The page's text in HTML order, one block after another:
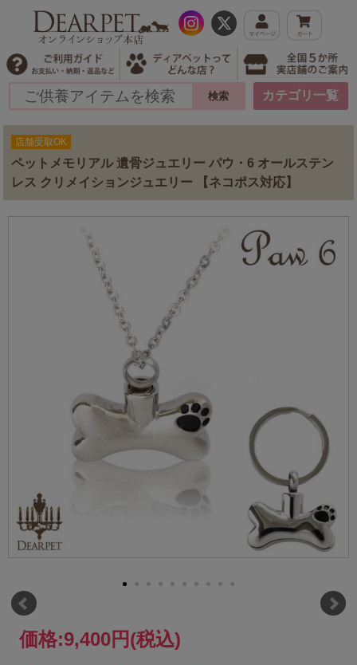
カテゴリ一覧
店舗受取OK
ペットメモリアル 遺骨ジュエリー パウ・6 オールステン
レス クリメイションジュエリー 【ネコポス対応】
価格:9,400円(税込)